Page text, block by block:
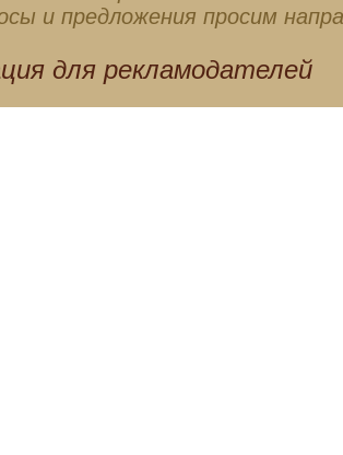
и предложения просим
для рекламодателей